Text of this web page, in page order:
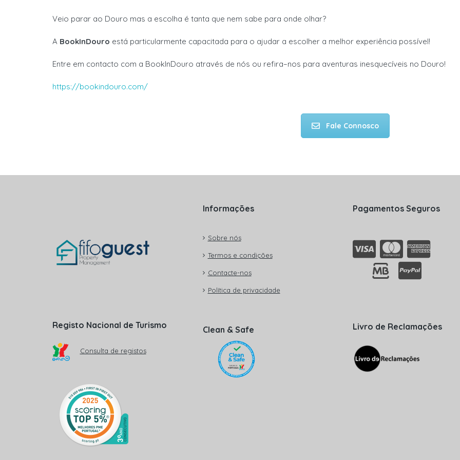
Veio parar ao Douro mas a escolha é tanta que nem sabe para onde olhar?
A BookInDouro está particularmente capacitada para o ajudar a escolher a melhor experiência possível!
Entre em contacto com a BookInDouro através de nós ou refira–nos para aventuras inesquecíveis no Douro!
https://bookindouro.com/
Fale Connosco
Registo Nacional de Turismo
Consulta de registos
Informações
Sobre nós
Termos e condições
Contacte-nos
Política de privacidade
Clean & Safe
Pagamentos Seguros
Livro de Reclamações